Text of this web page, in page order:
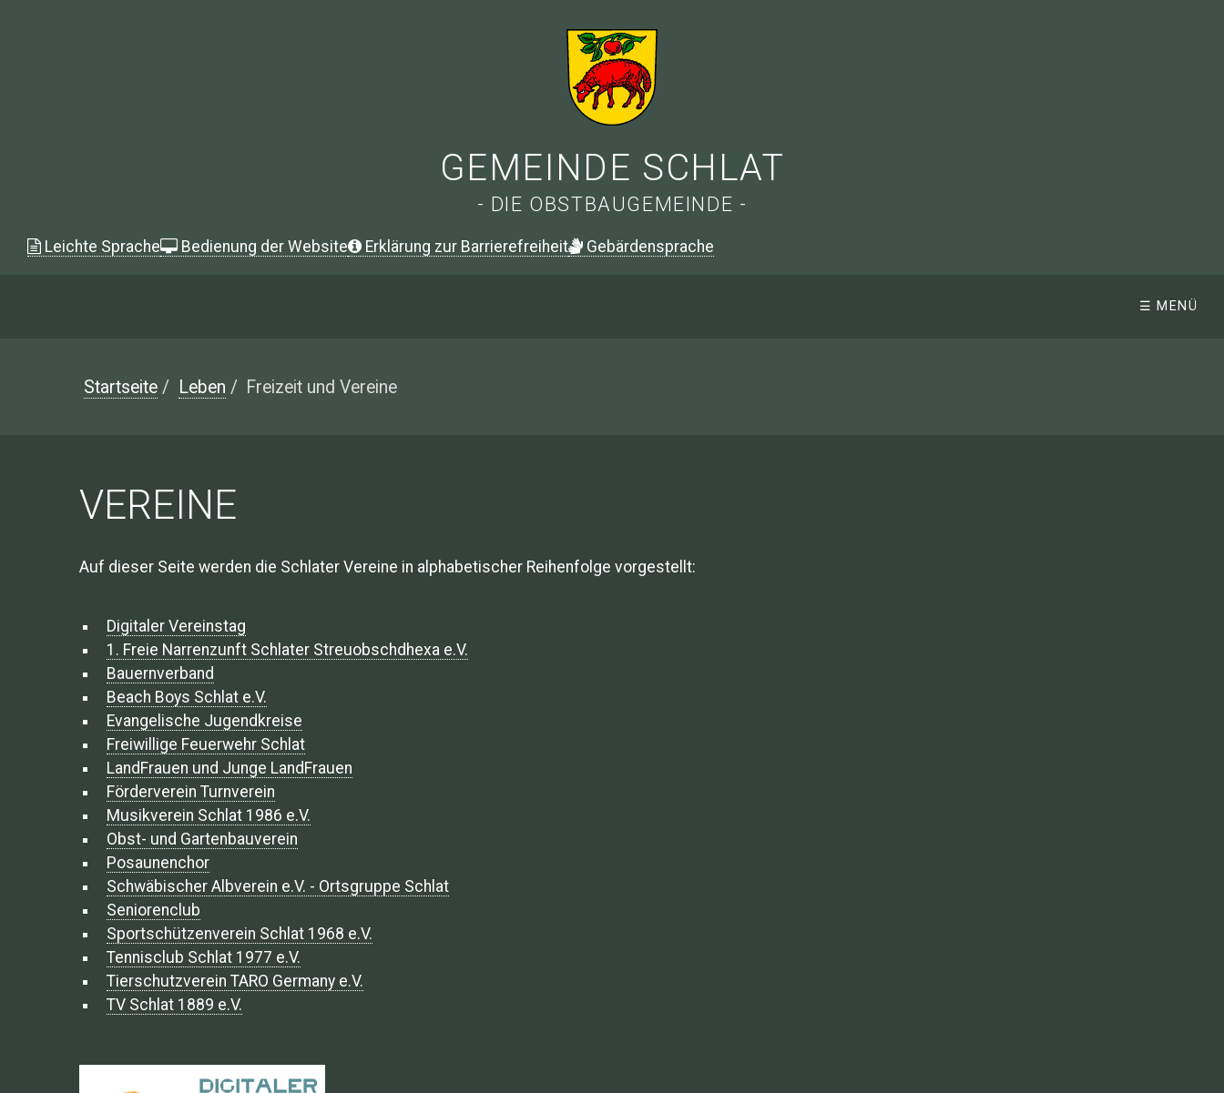
GEMEINDE SCHLAT
- DIE OBSTBAUGEMEINDE -
Leichte Sprache Bedienung der Website Erklärung zur Barrierefreiheit Gebärdensprache
☰ MENÜ
Startseite / Leben / Freizeit und Vereine
VEREINE
Auf dieser Seite werden die Schlater Vereine in alphabetischer Reihenfolge vorgestellt:
Digitaler Vereinstag
1. Freie Narrenzunft Schlater Streuobschdhexa e.V.
Bauernverband
Beach Boys Schlat e.V.
Evangelische Jugendkreise
Freiwillige Feuerwehr Schlat
LandFrauen und Junge LandFrauen
Förderverein Turnverein
Musikverein Schlat 1986 e.V.
Obst- und Gartenbauverein
Posaunenchor
Schwäbischer Albverein e.V. - Ortsgruppe Schlat
Seniorenclub
Sportschützenverein Schlat 1968 e.V.
Tennisclub Schlat 1977 e.V.
Tierschutzverein TARO Germany e.V.
TV Schlat 1889 e.V.